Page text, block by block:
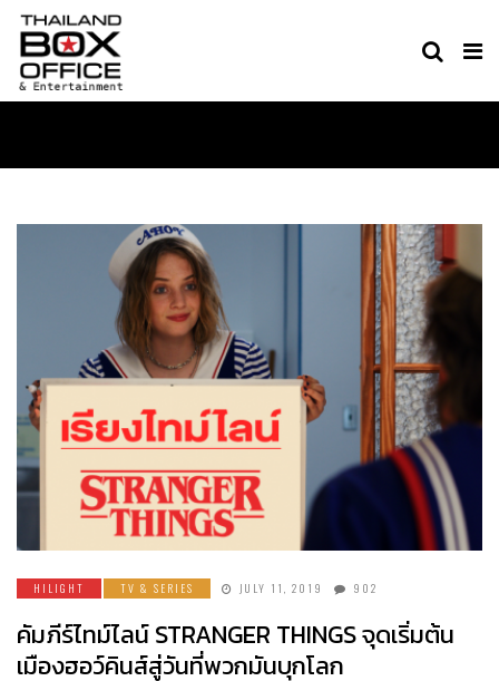
HILIGHT TV & SERIES JULY 11, 2019 902
คัมภีร์ไทม์ไลน์ STRANGER THINGS จุดเริ่มต้น
เมืองฮอว์คินส์สู่วันที่พวกมันบุกโลก